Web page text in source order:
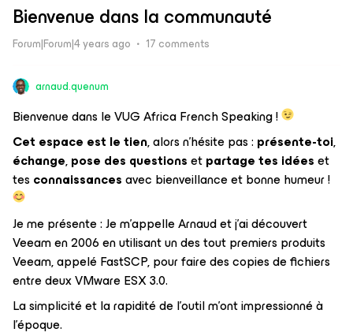
Bienvenue dans la communauté
Forum|Forum|4 years ago 17 comments
arnaud.quenum
Bienvenue dans le VUG Africa French Speaking !
Cet espace est le tien, alors n'hésite pas : présente-toi,
échange,pose des questionsetpartage tes idéeset
tes connaissancesavec bienveillance et bonne humeur !
Je me présente : Je m'appelle Arnaud et j'ai découvert
Veeam en 2006 en utilisant un des tout premiers produits
Veeam, appelé FastSCP, pour faire des copies de fichiers
entre deux VMware ESX 3.0.
La simplicité et la rapidité de l'outil m'ont impressionné à
l'époque.